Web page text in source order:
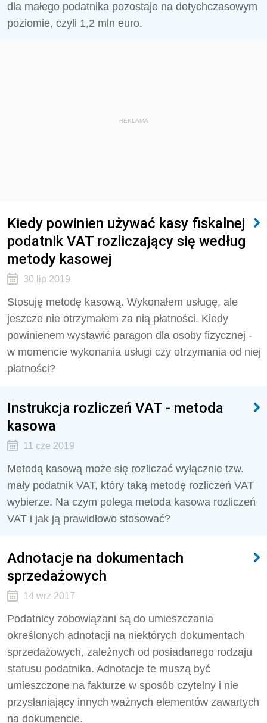
dla małego podatnika pozostaje na dotychczasowym
poziomie, czyli 1,2 mln euro.
REKLAMA
Kiedy powinien używać kasy fiskalnej
podatnik VAT rozliczający się według
metody kasowej
30 lip 2019
Stosuję metodę kasową. Wykonałem usługę, ale
jeszcze nie otrzymałem za nią płatności. Kiedy
powinienem wystawić paragon dla osoby fizycznej -
w momencie wykonania usługi czy otrzymania od niej
płatności?
Instrukcja rozliczeń VAT - metoda
kasowa
11 cze 2019
Metodą kasową może się rozliczać wyłącznie tzw.
mały podatnik VAT, który taką metodę rozliczeń VAT
wybierze. Na czym polega metoda kasowa rozliczeń
VAT i jak ją prawidłowo stosować?
Adnotacje na dokumentach
sprzedażowych
14 wrz 2017
Podatnicy zobowiązani są do umieszczania
określonych adnotacji na niektórych dokumentach
sprzedażowych, zależnych od posiadanego rodzaju
statusu podatnika. Adnotacje te muszą być
umieszczone na fakturze w sposób czytelny i nie
przysłaniający innych ważnych elementów zawartych
na dokumencie.